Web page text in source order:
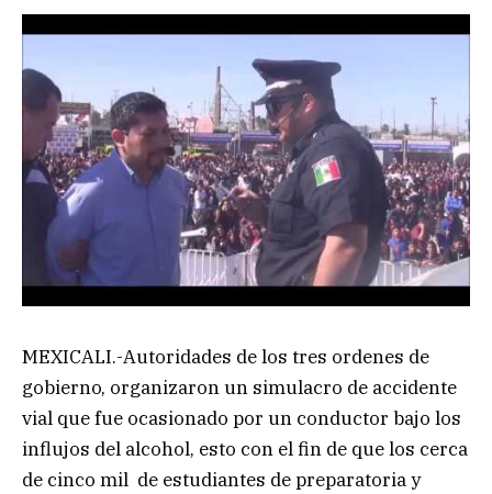
MEXICALI.-Autoridades de los tres ordenes de
gobierno, organizaron un simulacro de accidente
vial que fue ocasionado por un conductor bajo los
influjos del alcohol, esto con el fin de que los cerca
de cinco mil de estudiantes de preparatoria y